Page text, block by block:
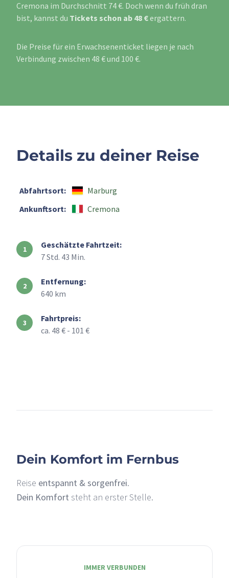
Cremona im Durchschnitt 74 €. Doch wenn du früh dran
bist, kannst du Tickets schon ab 48 €ergattern.
Die Preise für ein Erwachsenenticket liegen je nach
Verbindung zwischen 48 € und 100 €.
Details zu deiner Reise
Abfahrtsort:
Marburg
Ankunftsort:
Cremona
Geschätzte Fahrtzeit:
7 Std. 43 Min.
Entfernung:
640 km
Fahrtpreis:
ca. 48 € - 101 €
Dein Komfort im Fernbus
Reise entspannt & sorgenfrei.
Dein Komfort steht an erster Stelle.
IMMER VERBUNDEN